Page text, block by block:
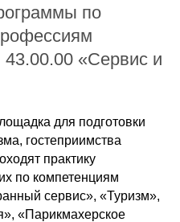
по
43.00.00 «Сервис и
для подготовки
гостеприимства
практику
по компетенциям
сервис», «Туризм»,
«Парикмахерское